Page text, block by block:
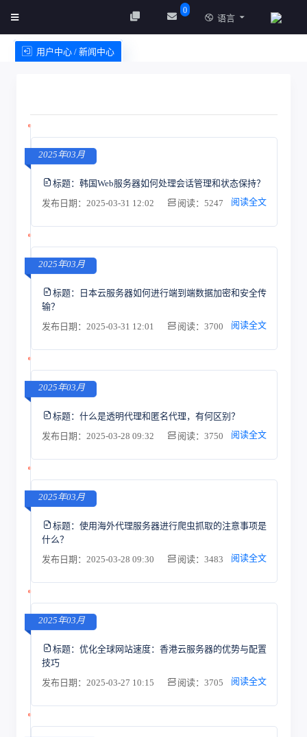
0
语言
用户中心 / 新闻中心
2025年03月
标题： 韩国Web服务器如何处理会话管理和状态保持？
发布日期：2025-03-31 12:02
阅读：5247 阅读全文
2025年03月
标题：
日本云服务器如何进行端到端数据加密和安全传
输？
发布日期：2025-03-31 12:01
阅读：3700 阅读全文
2025年03月
标题： 什么是透明代理和匿名代理，有何区别？
发布日期：2025-03-28 09:32
阅读：3750 阅读全文
2025年03月
标题： 使用海外代理服务器进行爬虫抓取的注意事项是
什么？
发布日期：2025-03-28 09:30
阅读：3483 阅读全文
2025年03月
标题： 优化全球网站速度：香港云服务器的优势与配置
技巧
发布日期：2025-03-27 10:15
阅读：3705 阅读全文